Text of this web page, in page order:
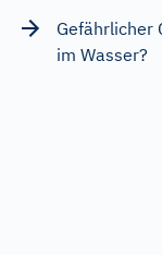
Gefährlicher
im Wasser?